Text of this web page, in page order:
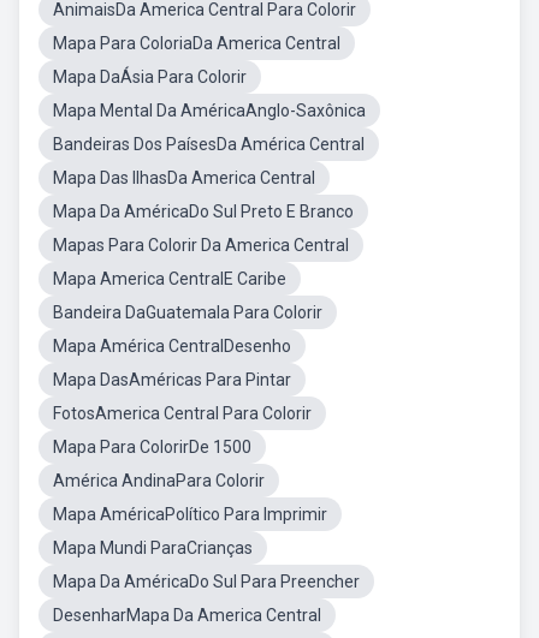
AnimaisDa America Central Para Colorir
Mapa Para ColoriaDa America Central
Mapa DaÁsia Para Colorir
Mapa Mental Da AméricaAnglo-Saxônica
Bandeiras Dos PaísesDa América Central
Mapa Das IlhasDa America Central
Mapa Da AméricaDo Sul Preto E Branco
Mapas Para Colorir Da America Central
Mapa America CentralE Caribe
Bandeira DaGuatemala Para Colorir
Mapa América CentralDesenho
Mapa DasAméricas Para Pintar
FotosAmerica Central Para Colorir
Mapa Para ColorirDe 1500
América AndinaPara Colorir
Mapa AméricaPolítico Para Imprimir
Mapa Mundi ParaCrianças
Mapa Da AméricaDo Sul Para Preencher
DesenharMapa Da America Central